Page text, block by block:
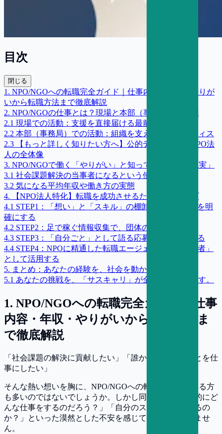
目次
閉じる
1 . NPO/NGOへの転職完全ガイド｜仕事内容・年収・やりが
いから転職方法まで徹底解説
2. NPO/NGOの仕事とは？現場と本部（事務局）の役割
2.1 現場での活動：支援を直接届ける最前線
2.2 本部（事務局）での活動：組織を支えるバックオフィス
2.3
【もっと詳しく知りたい方へ】公的データで見るNPO法
人の全体像
3. NPO/NGOで働く「やりがい」と知っておきたい「現実」
3.1 社会課題解決の当事者になるという使命感
3.2 気になる平均年収や働き方の実態
4.
【NPO法人特化】転職を成功させるための4ステップ
4.1 STEP1：「想い」と「スキル」の棚卸しで提供価値を明
確にする
4.2 STEP2：足で稼ぐ情報収集で、団体のリアルを知る
4.3 STEP3：「自分ごと」として語る応募書類を作成する
4.4 STEP4：NPOに精通した転職エージェントを「翻訳者」
として活用する
5. まとめ：あなたの経験を、社会を動かす大きな力へ
5.1 あなたの挑戦を、「サスキャリ」が全力で応援します。
1. NPO/NGOへの転職完全ガイド｜仕事
内容・年収・やりがいから転職方法ま
で徹底解説
「社会課題の解決に貢献したい」「誰かの役に立つことを仕
事にしたい」
そんな熱い想いを胸に、NPO/NGOへの転職を考えている方
も多いのではないでしょうか。しかし同時に、「具体的にど
んな仕事をするのだろう？」「自分のスキルは通用するの
か？」といった漠然とした不安を感じているかもしれませ
ん。